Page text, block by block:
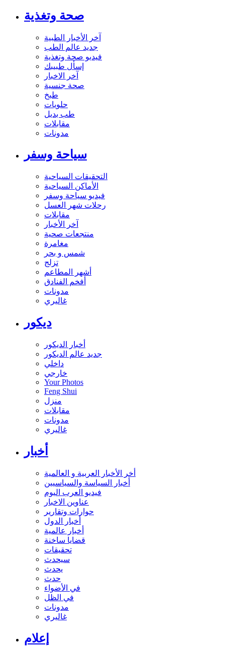
صحة وتغذية
آخر الأخبار الطبية
جديد عالم الطب
فيديو صحة وتغذية
إسأل طبيبك
آخر الاخبار
صحة جنسية
طبخ
حلويات
طب بديل
مقابلات
مدونات
سياحة وسفر
التحقيقات السياحية
الأماكن السياحية
فيديو سياحة وسفر
رحلات شهر العسل
مقابلات
آخر الأخبار
منتجعات صحية
مغامرة
شمس و بحر
تزلج
أشهر المطاعم
أفخم الفنادق
مدونات
غاليري
ديكور
أخبار الديكور
جديد عالم الديكور
داخلي
خارجي
Your Photos
Feng Shui
منزل
مقابلات
مدونات
غاليري
أخبار
أخر الأخبار العربية و العالمية
أخبار السياسة والسياسيين
فيديو العرب اليوم
عناوين الاخبار
حوارات وتقارير
أخبار الدول
أخبار عالمية
قضايا ساخنة
تحقيقات
سيحدث
يحدث
حدث
في الأضواء
في الظل
مدونات
غاليري
إعلام